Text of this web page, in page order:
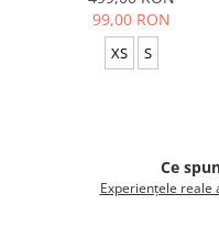
99,00 RON
XS S
Ce
Experiențele reale